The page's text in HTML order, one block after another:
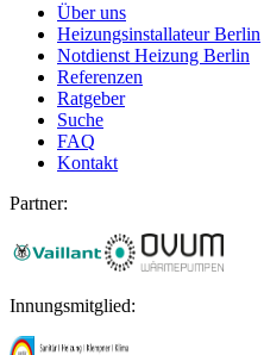
Über uns
Heizungsinstallateur Berlin
Notdienst Heizung Berlin
Referenzen
Ratgeber
Suche
FAQ
Kontakt
Partner:
Innungsmitglied: